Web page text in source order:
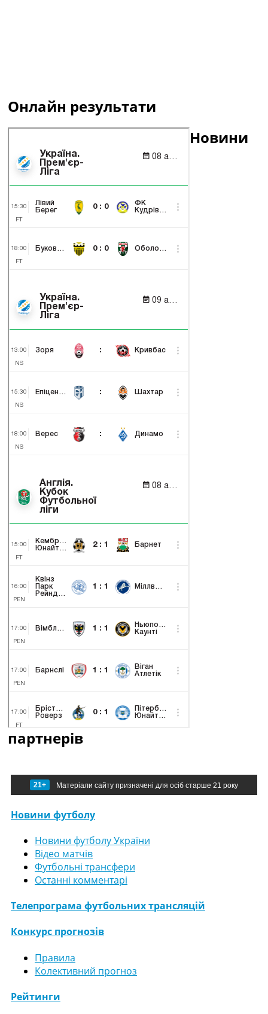
Онлайн результати
Новини
партнерів
21+ Матеріали сайту призначені для осіб старше 21 року
Новини футболу
Новини футболу України
Відео матчів
Футбольні трансфери
Останні комментарі
Телепрограма футбольних трансляцій
Конкурс прогнозів
Правила
Колективний прогноз
Рейтинги